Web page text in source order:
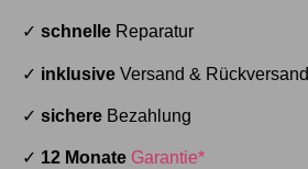
✓ schnelle Reparatur
✓ inklusive Versand & Rückversand
✓ sichere Bezahlung
✓ 12 Monate Garantie*